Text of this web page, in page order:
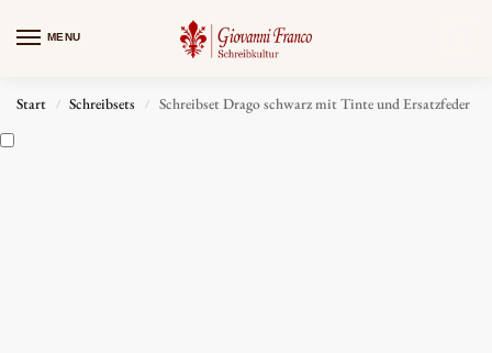
MENU
Start / Schreibsets / Schreibset Drago schwarz mit Tinte und Ersatzfeder